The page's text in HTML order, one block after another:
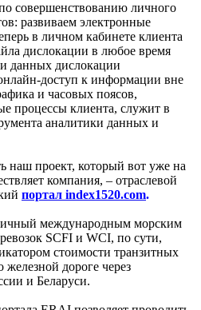
совершенствованию личного
развиваем электронные
в личном кабинете клиента
дислокации в любое время
данных дислокации
доступ к информации вне
и часовых поясов,
процессы клиента, служит в
аналитики данных и
наш проект, который вот уже на
компания, – отраслевой
портал index1520.com.
международным морским
SCFI и WCI, по сути,
стоимости транзитных
дороге через
и Беларуси.